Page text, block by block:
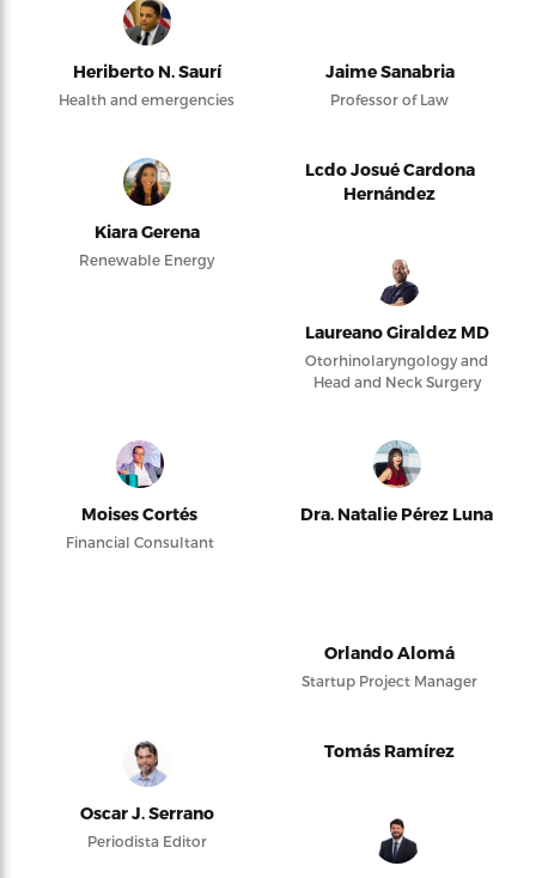
Heriberto N. Saurí
Health and emergencies
Jaime Sanabria
Professor of Law
Kiara Gerena
Renewable Energy
Lcdo Josué Cardona
Hernández
Laureano Giraldez MD
Otorhinolaryngology and
Head and Neck Surgery
Moises Cortés
Financial Consultant
Dra. Natalie Pérez Luna
Orlando Alomá
Startup Project Manager
Oscar J. Serrano
Periodista Editor
Tomás Ramírez